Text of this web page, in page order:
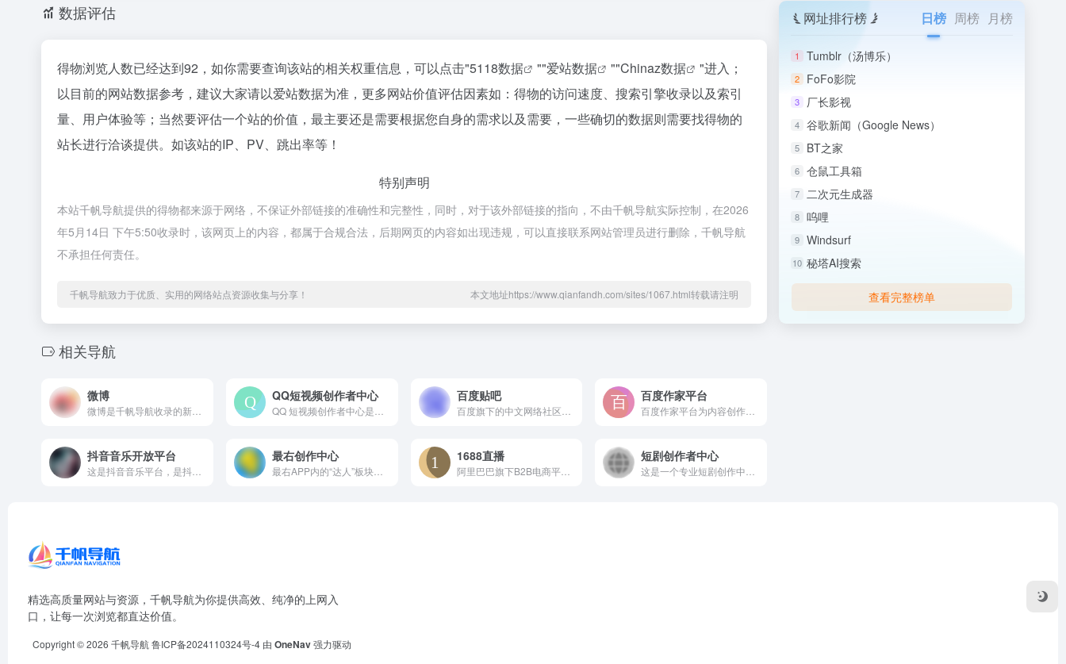
数据评估
得物浏览人数已经达到92，如你需要查询该站的相关权重信息，可以点击"5118数据 ""爱站数据 ""Chinaz数据
"进入；
以目前的网站数据参考，建议大家请以爱站数据为准，更多网站价值评估因素如：得物的访问速度、搜索引擎收录以及索引
量、用户体验等；当然要评估一个站的价值，最主要还是需要根据您自身的需求以及需要，一些确切的数据则需要找得物的
站长进行洽谈提供。如该站的IP、PV、跳出率等！
特别声明
本站千帆导航提供的得物都来源于网络，不保证外部链接的准确性和完整性，同时，对于该外部链接的指向，不由千帆导航实际控制，在2026
年5月14日 下午5:50收录时，该网页上的内容，都属于合规合法，后期网页的内容如出现违规，可以直接联系网站管理员进行删除，千帆导航
不承担任何责任。
千帆导航致力于优质、实用的网络站点资源收集与分享！ 本文地址https://www.qianfandh.com/sites/1067.html转载请注明
相关导航
微博 QQ短视频创作者中心 百度贴吧 百度作家平台
抖音音乐开放平台 最右创作中心
最右APP内的“达人”板块网页端，主要为最右用户提供达人创作...
1688直播
阿里巴巴旗下B2B电商平台1688推出的直播带货服务，主要面...
短剧创作者中心
网址排行榜 日榜 周榜 月榜
1 Tumblr（汤博乐）
2 FoFo影院
3 厂长影视
4 谷歌新闻（Google News）
5 BT之家
6 仓鼠工具箱
7 二次元生成器
8 呜哩
9 Windsurf
10 秘塔AI搜索
查看完整榜单
精选高质量网站与资源，千帆导航为你提供高效、纯净的上网入
口，让每一次浏览都直达价值。
Copyright © 2026 千帆导航鲁ICP备2024110324号-4 由 OneNav强力驱动